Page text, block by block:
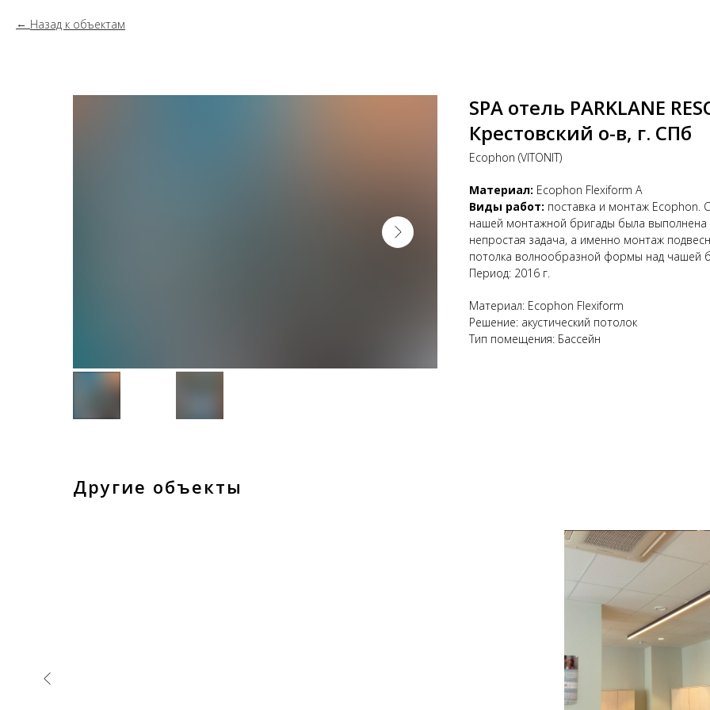
Назад к объектам
SPA отель PARKLANE
Крестовский о-в, г. СПб
Ecophon (VITONIT)
Материал: Ecophon Flexiform A
Виды работ: поставка и монтаж Ecophon.
нашей монтажной бригады была выполнена
непростая задача, а именно монтаж
потолка волнообразной формы над чашей
Период: 2016 г.
Материал: Ecophon Flexiform
Решение: акустический потолок
Тип помещения: Бассейн
Другие объекты